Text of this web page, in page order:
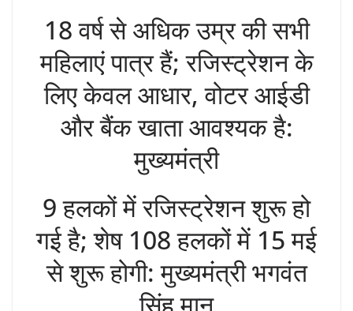
18 वर्ष से अधिक उम्र की सभी
महिलाएं पात्र हैं; रजिस्ट्रेशन के
लिए केवल आधार, वोटर आईडी
और बैंक खाता आवश्यक है:
मुख्यमंत्री
9 हलकों में रजिस्ट्रेशन शुरू हो
गई है; शेष 108 हलकों में 15 मई
से शुरू होगी: मुख्यमंत्री भगवंत